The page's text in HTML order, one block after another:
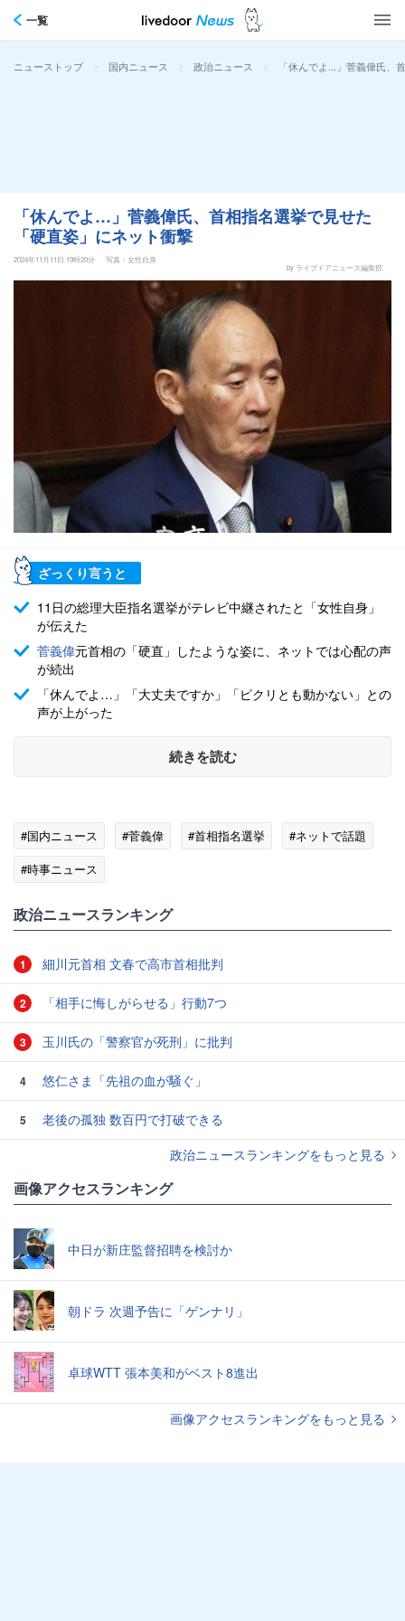
一覧
ニューストップ > 国内ニュース > 政治ニュース > 「休んでよ…」菅義偉氏、
「休んでよ…」菅義偉氏、首相指名選挙で見せた
「硬直姿」にネット衝撃
2024年11月11日 19時20分
写真：女性自身
by ライブドアニュース編集部
ざっくり言うと
11日の総理大臣指名選挙がテレビ中継されたと「女性自身」
が伝えた
菅義偉元首相の「硬直」したような姿に、ネットでは心配の声
が続出
「休んでよ…」「大丈夫ですか」「ピクリとも動かない」との
声が上がった
続きを読む
#国内ニュース #菅義偉 #首相指名選挙
#ネットで話題
#時事ニュース
政治ニュースランキング
1 細川元首相 文春で高市首相批判
2 「相手に悔しがらせる」行動7つ
3 玉川氏の「警察官が死刑」に批判
4 悠仁さま「先祖の血が騒ぐ」
5
老後の孤独 数百円で打破できる
政治ニュースランキングをもっと見る
画像アクセスランキング
中日が新庄監督招聘を検討か
朝ドラ 次週予告に「ゲンナリ」
卓球WTT 張本美和がベスト8進出
画像アクセスランキングをもっと見る